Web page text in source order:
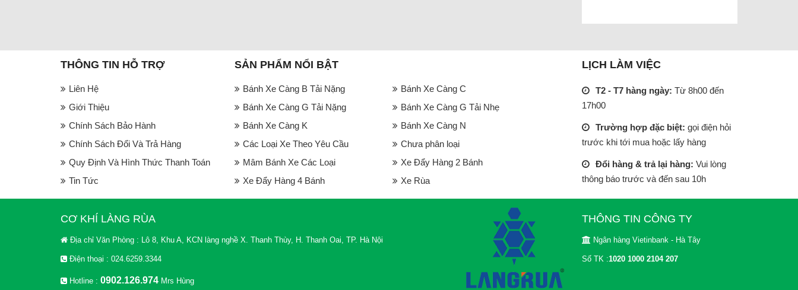
THÔNG TIN HỖ TRỢ
Liên Hệ
Giới Thiệu
Chính Sách Bảo Hành
Chính Sách Đổi Và Trả Hàng
Quy Định Và Hình Thức Thanh Toán
Tin Tức
SẢN PHẨM NỔI BẬT
Bánh Xe Càng B Tải Nặng
Bánh Xe Càng C
Bánh Xe Càng G Tải Nặng
Bánh Xe Càng G Tải Nhẹ
Bánh Xe Càng K
Bánh Xe Càng N
Các Loại Xe Theo Yêu Cầu
Chưa phân loại
Mâm Bánh Xe Các Loại
Xe Đẩy Hàng 2 Bánh
Xe Đẩy Hàng 4 Bánh
Xe Rùa
LỊCH LÀM VIỆC
T2 - T7 hàng ngày: Từ 8h00 đến
17h00
Trường hợp đặc biệt: gọi điện hỏi
trước khi tới mua hoặc lấy hàng
Đổi hàng & trả lại hàng: Vui lòng
thông báo trước và đến sau 10h
CƠ KHÍ LÀNG RÙA
Địa chỉ Văn Phòng : Lô 8, Khu A, KCN làng nghề X. Thanh Thùy, H. Thanh Oai, TP. Hà Nội
Điện thoại : 024.6259.3344
Hotline : 0902.126.974 Mrs Hùng
THÔNG TIN CÔNG TY
Ngân hàng Vietinbank - Hà Tây
Số TK :1020 1000 2104 207